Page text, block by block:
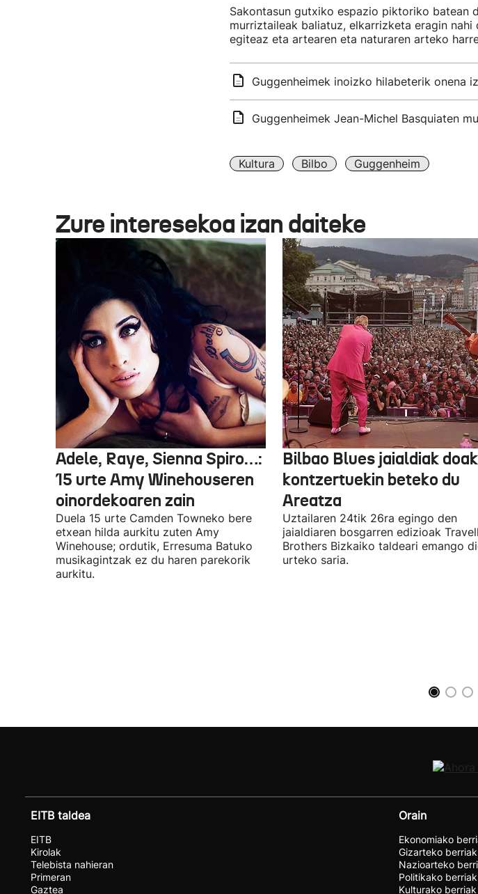
Sakontasun gutxiko espazio piktoriko batean
murriztaileak baliatuz, elkarrizketa eragin
egiteaz eta artearen eta naturaren arteko
Guggenheimek inoizko hilabeterik onena
Guggenheimek Jean-Michel Basquiaten
Kultura Bilbo Guggenheim
Zure interesekoa izan daiteke
Adele, Raye, Sienna Spiro…:
15 urte Amy Winehouseren
oinordekoaren zain
Duela 15 urte Camden Towneko bere
etxean hilda aurkitu zuten Amy
Winehouse; ordutik, Erresuma Batuko
musikagintzak ez du haren parekorik
aurkitu.
Bilbao Blues jaialdiak
kontzertuekin beteko du
Areatza
Uztailaren 24tik 26ra egingo den
jaialdiaren bosgarren edizioak
Brothers Bizkaiko taldeari emango
urteko saria.
EITB taldea
EITB
Kirolak
Telebista nahieran
Primeran
Gaztea
Orain
Ekonomiako
Gizarteko berriak
Nazioarteko
Politikako berriak
Kulturako berriak